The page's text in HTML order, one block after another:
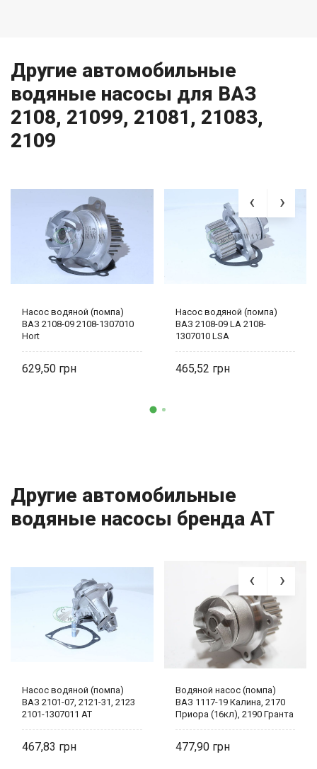
Другие автомобильные
водяные насосы для ВАЗ
2108, 21099, 21081, 21083,
2109
Насос водяной (помпа)
ВАЗ 2108-09 2108-1307010
Hort
629,50
Насос водяной (помпа)
ВАЗ 2108-09 LA 2108-
1307010 LSA
465,52
Другие автомобильные
водяные насосы бренда AT
Насос водяной (помпа)
ВАЗ 2101-07, 2121-31, 2123
2101-1307011 AT
467,83
Водяной насос (помпа)
ВАЗ 1117-19 Калина, 2170
Приора (16кл), 2190 Гранта
477,90